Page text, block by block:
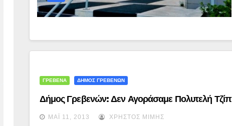
ΓΡΕΒΕΝΑ ΔΗΜΟΣ ΓΡΕΒΕΝΩΝ
Δήμος Γρεβενών: Δεν Αγοράσαμε Πολυτελή Τζίπ
ΜΆΙ 11, 2013 ΧΡΉΣΤΟΣ ΜΊΜΗΣ